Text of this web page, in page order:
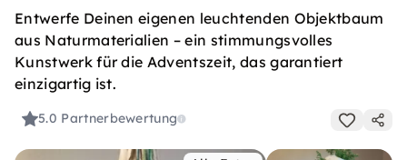
Entwerfe Deinen eigenen leuchtenden Objektbaum
aus Naturmaterialien – ein stimmungsvolles
Kunstwerk für die Adventszeit, das garantiert
einzigartig ist.
5.0 Partnerbewertung